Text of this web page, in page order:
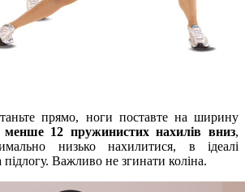
прямо, ноги поставте на ширину
менше 12 пружинистих нахилів вниз,
низько нахилитися, в ідеалі
Важливо не згинати коліна.